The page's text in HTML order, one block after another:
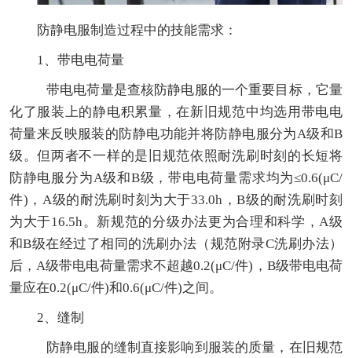
防静电服制造过程中的技能需求：
1、带电电荷量
带电电荷量是查核防静电服的一个重要目标，它量
化了服装上的静电积累量，在新旧规范中均选用带电电
荷量来反映服装的防静电功能并将防静电服分为A级和B
级。但两者不一样的是旧规范依照耐洗刷时刻的长短将
防静电服分为A级和B级，带电电荷量需求均为≤0.6(μC/
件)，A级的耐洗刷时刻为大于33.0h，B级的耐洗刷时刻
为大于16.5h。新规范的分级办法更为合理和科学，A级
和B级在经过了相同的洗刷办法（规范附录C洗刷办法）
后，A级带电电荷量需求不超越0.2(μC/件)，B级带电电荷
量应在0.2(μC/件)和0.6(μC/件)之间。
2、缝制
防静电服的缝制直接影响到服装的质量，在旧规范